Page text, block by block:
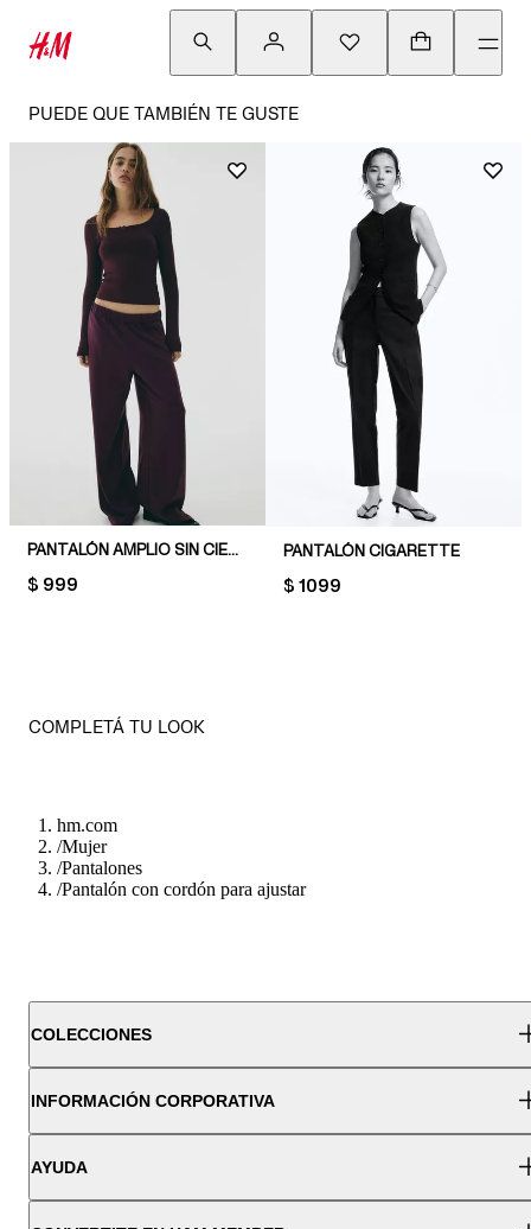
PUEDE QUE TAMBIÉN TE GUSTE
PANTALÓN AMPLIO SIN CIERRE
PRICE:
$ 999
PANTALÓN CIGARETTE
PRICE:
$ 1099
COMPLETÁ TU LOOK
hm.com
/Mujer
/Pantalones
/Pantalón con cordón para ajustar
COLECCIONES
INFORMACIÓN CORPORATIVA
AYUDA